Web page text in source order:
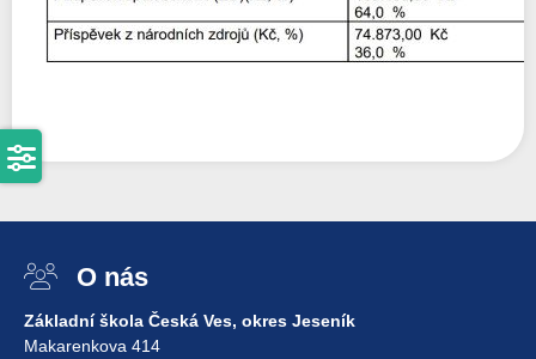
O nás
Základní škola Česká Ves, okres Jeseník
Makarenkova 414